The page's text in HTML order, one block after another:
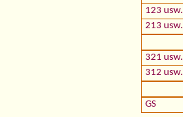
123 usw.
213 usw.
321 usw.
312 usw.
GS